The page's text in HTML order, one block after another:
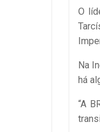
O
Na
há
“A